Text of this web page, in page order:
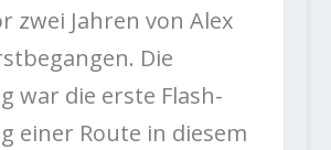
zwei Jahren von Alex
Die
war die erste Flash-
einer Route in diesem